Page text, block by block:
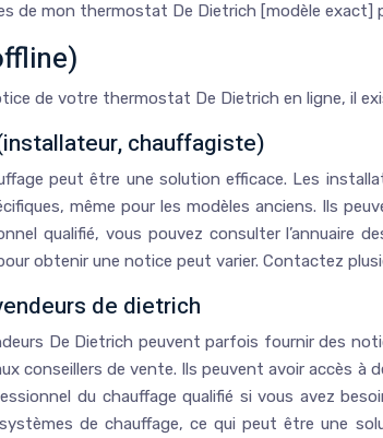
de mon thermostat De Dietrich [modèle exact]
de votre thermostat De Dietrich en ligne, il
chauffagiste)
peut être une solution efficace. Les
même pour les modèles anciens. Ils
qualifié, vous pouvez consulter l’annuaire
obtenir une notice peut varier. Contactez
de dietrich
De Dietrich peuvent parfois fournir des
conseillers de vente. Ils peuvent avoir accès
du chauffage qualifié si vous avez
de chauffage, ce qui peut être une